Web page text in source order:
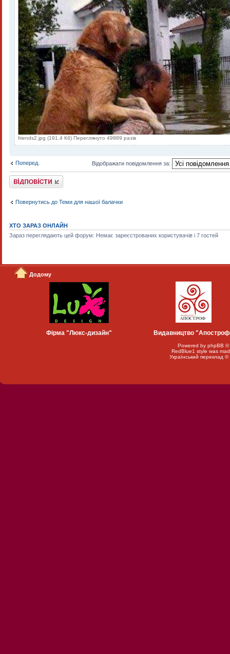
friends2.jpg (191.4 Кб) Переглянуто 49989 разів
Поперед. Відображати повідомлення за:
Відповісти
Повернутись до Теми для нашої балачки
ХТО ЗАРАЗ ОНЛАЙН
Зараз переглядають цей форум: Немає зареєстрованих користувачів і 7 гостей
Додому
Фірма "Люкс-дизайн" Видавництво
Powered by phpBB ©
RedBlue1 style was
Український переклад